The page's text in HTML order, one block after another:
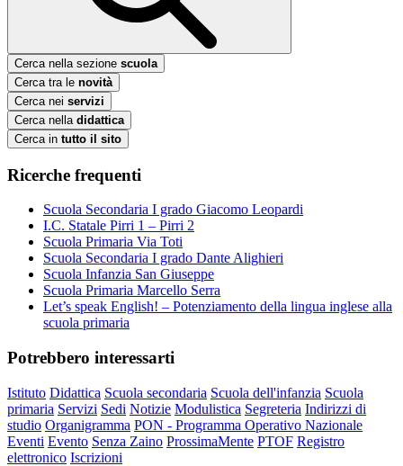
Cerca nella sezione scuola
Cerca tra le novità
Cerca nei servizi
Cerca nella didattica
Cerca in tutto il sito
Ricerche frequenti
Scuola Secondaria I grado Giacomo Leopardi
I.C. Statale Pirri 1 – Pirri 2
Scuola Primaria Via Toti
Scuola Secondaria I grado Dante Alighieri
Scuola Infanzia San Giuseppe
Scuola Primaria Marcello Serra
Let’s speak English! – Potenziamento della lingua inglese alla
scuola primaria
Potrebbero interessarti
Istituto Didattica Scuola secondaria Scuola dell'infanzia Scuola
primaria Servizi Sedi Notizie Modulistica Segreteria Indirizzi di
studio Organigramma PON - Programma Operativo Nazionale
Eventi Evento Senza Zaino ProssimaMente PTOF Registro
elettronico Iscrizioni